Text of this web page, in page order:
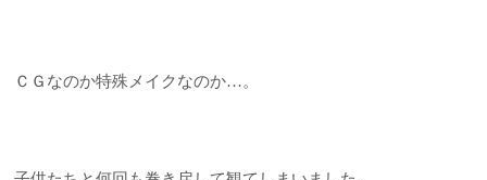
ＣＧなのか特殊メイクなのか…。